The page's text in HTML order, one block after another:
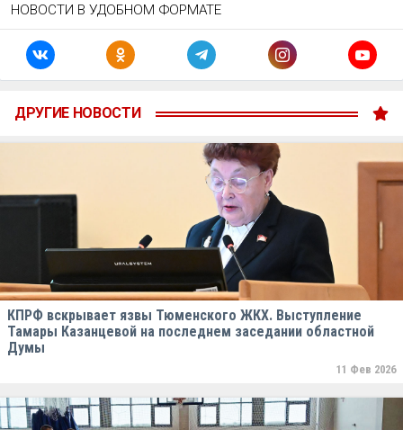
НОВОСТИ В УДОБНОМ ФОРМАТЕ
ДРУГИЕ НОВОСТИ
КПРФ вскрывает язвы Тюменского ЖКХ. Выступление
Тамары Казанцевой на последнем заседании областной
Думы
11 Фев 2026